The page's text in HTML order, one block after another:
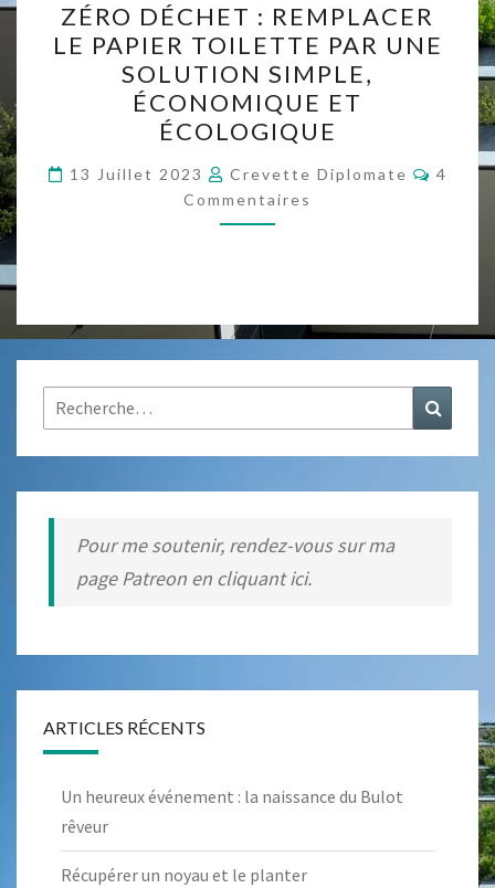
DÉCHET :
REMPLACER
LE
PAPIER
TOILETTE
PAR
UNE
SOLUTION
ET
ZÉRO DÉCHET : REMPLACER
LE PAPIER TOILETTE PAR UNE
SOLUTION SIMPLE,
ÉCONOMIQUE ET
ÉCOLOGIQUE
13 Juillet 2023 Crevette Diplomate
4
Commentaires
Rechercher :
Pour me soutenir, rendez-vous sur ma
page Patreon en cliquant ici.
ARTICLES RÉCENTS
Un heureux événement : la naissance du Bulot
rêveur
Récupérer un noyau et le planter